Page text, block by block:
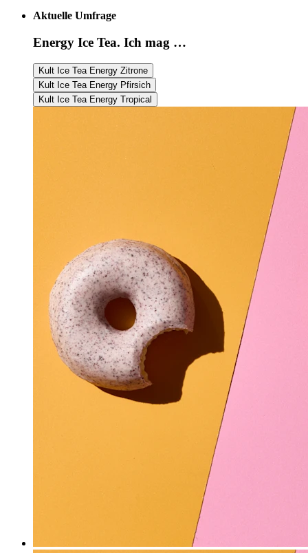
Aktuelle Umfrage
Energy Ice Tea. Ich mag …
Kult Ice Tea Energy Zitrone
Kult Ice Tea Energy Pfirsich
Kult Ice Tea Energy Tropical